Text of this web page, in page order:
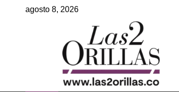
agosto 8, 2026